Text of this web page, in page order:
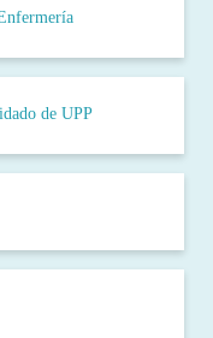
de UPP